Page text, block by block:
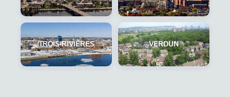
TROIS-RIVIÈRES VERDUN